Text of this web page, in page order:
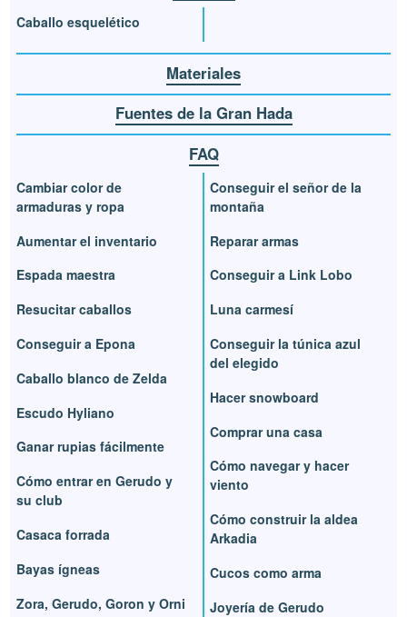
Caballo esquelético
Materiales
Fuentes de la Gran Hada
FAQ
Cambiar color de
armaduras y ropa
Aumentar el inventario
Espada maestra
Resucitar caballos
Conseguir a Epona
Caballo blanco de Zelda
Escudo Hyliano
Ganar rupias fácilmente
Cómo entrar en Gerudo y
su club
Casaca forrada
Bayas ígneas
Zora, Gerudo, Goron y Orni
Conseguir el señor de la
montaña
Reparar armas
Conseguir a Link Lobo
Luna carmesí
Conseguir la túnica azul
del elegido
Hacer snowboard
Comprar una casa
Cómo navegar y hacer
viento
Cómo construir la aldea
Arkadia
Cucos como arma
Joyería de Gerudo